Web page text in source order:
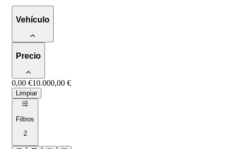
Vehículo
Precio
0,00 €10.000,00 €
Limpiar
Filtros
2